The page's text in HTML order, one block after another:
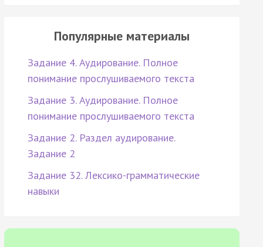
Популярные материалы
Задание 4. Аудирование. Полное
понимание прослушиваемого текста
Задание 3. Аудирование. Полное
понимание прослушиваемого текста
Задание 2. Раздел аудирование.
Задание 2
Задание 32. Лексико-грамматические
навыки